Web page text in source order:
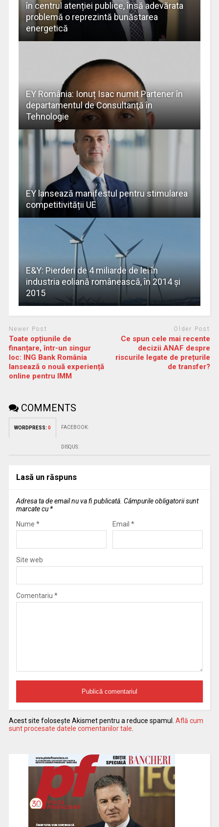
în centrul atenției publice, însă adevărata
problemă o reprezintă bunăstarea
energetică
EY România: Ionuț Isac numit Partener în
departamentul de Consultanţă în
Tehnologie
EY lansează manifestul pentru stimularea
competitivității UE
E&Y: Pierderi de 4 miliarde de lei în
industria eoliană românească, în 2014 şi
2015
Newer Post
Toate opțiunile de
finanțare, într-un singur
loc: ING Bank România
lansează o nouă experiență
online pentru IMM
Older Post
Ce spun cele mai recente
decizii ANAF despre
riscurile legate de prețurile
de transfer?
COMMENTS
WORDPRESS: 0 FACEBOOK:
DISQUS:
Lasă un răspuns
Adresa ta de email nu va fi publicată. Câmpurile obligatorii sunt
marcate cu *
Nume * Email *
Site web
Comentariu *
Acest site folosește Akismet pentru a reduce spamul. Află cum
sunt procesate datele comentariilor tale